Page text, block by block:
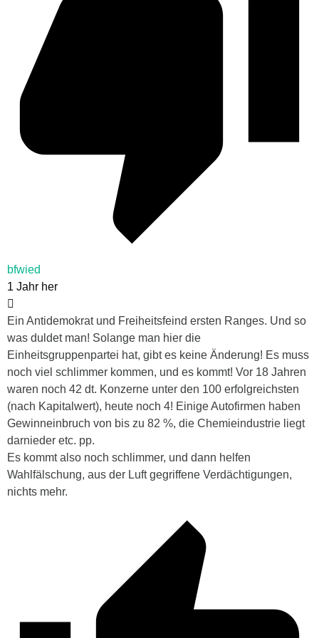
bfwied
1 Jahr her
Ein Antidemokrat und Freiheitsfeind ersten Ranges. Und so
was duldet man! Solange man hier die
Einheitsgruppenpartei hat, gibt es keine Änderung! Es muss
noch viel schlimmer kommen, und es kommt! Vor 18 Jahren
waren noch 42 dt. Konzerne unter den 100 erfolgreichsten
(nach Kapitalwert), heute noch 4! Einige Autofirmen haben
Gewinneinbruch von bis zu 82 %, die Chemieindustrie liegt
darnieder etc. pp.
Es kommt also noch schlimmer, und dann helfen
Wahlfälschung, aus der Luft gegriffene Verdächtigungen,
nichts mehr.